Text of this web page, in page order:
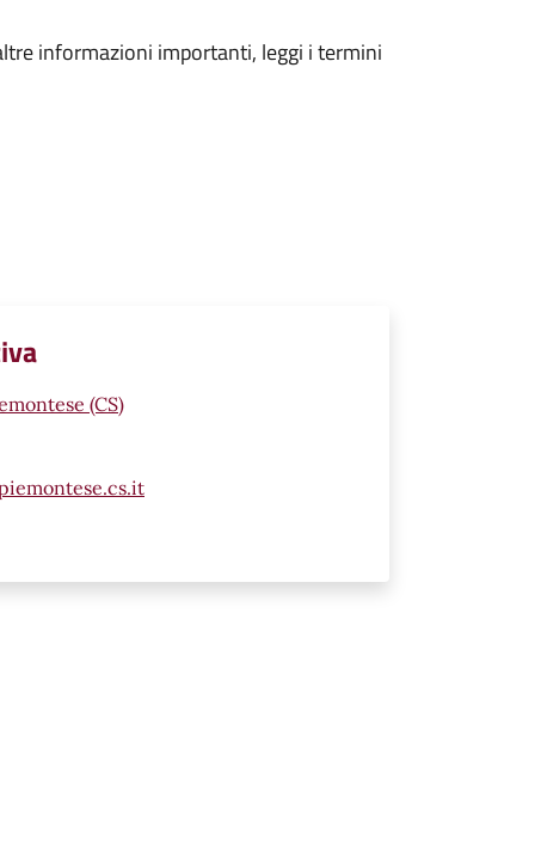
informazioni importanti, leggi i termini
(CS)